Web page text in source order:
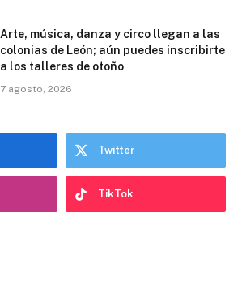
Arte, música, danza y circo llegan a las
colonias de León; aún puedes inscribirte
a los talleres de otoño
7 agosto, 2026
Twitter
TikTok